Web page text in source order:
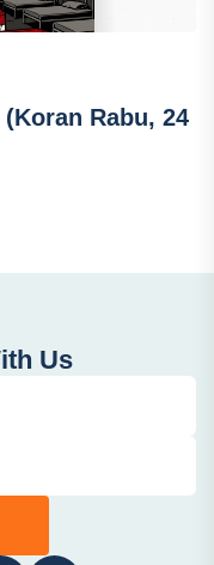
Rabu, 24
Us